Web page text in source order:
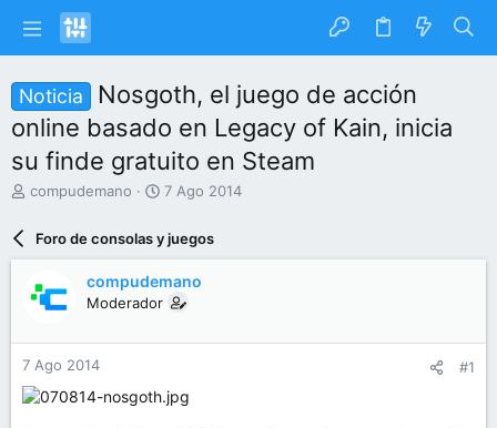
Noticia
Nosgoth, el juego de acción
online basado en Legacy of Kain, inicia
su finde gratuito en Steam
I
a
r
d
e
l
compudemano
F
c
h
d
e
n
c
i
7 Ago 2014
Foro de consolas y juegos
compudemano
Moderador
7 Ago 2014 #1